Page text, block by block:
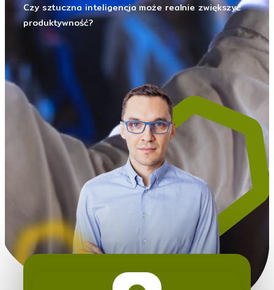
Czy sztuczna inteligencja może realnie zwiększyć
produktywność?